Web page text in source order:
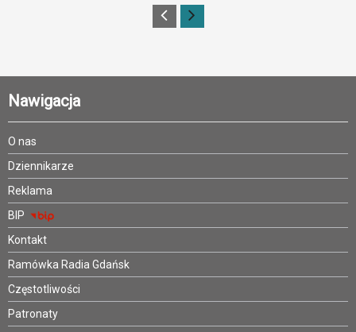
Nawigacja
O nas
Dziennikarze
Reklama
BIP
Kontakt
Ramówka Radia Gdańsk
Częstotliwości
Patronaty